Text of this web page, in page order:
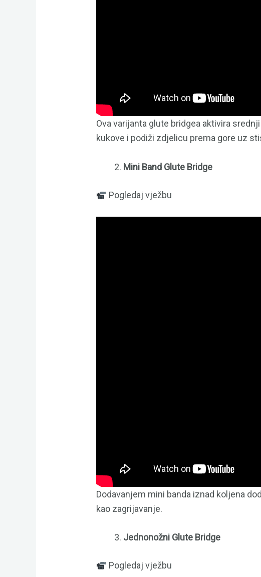
Ova varijanta glute bridgea aktivira
kukove i podiži zdjelicu prema gore uz
Mini Band Glute Bridge
Pogledaj vježbu
Dodavanjem mini banda iznad koljena
kao zagrijavanje.
Jednonožni Glute Bridge
Pogledaj vježbu